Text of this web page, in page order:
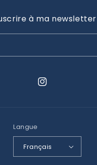
à ma newsletter
Instagram
Langue
Français